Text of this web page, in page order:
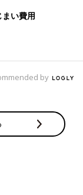
についてよく話
きなものでもな
つでもあれば、生
が根づけば、
なくなる（村
い費用
by